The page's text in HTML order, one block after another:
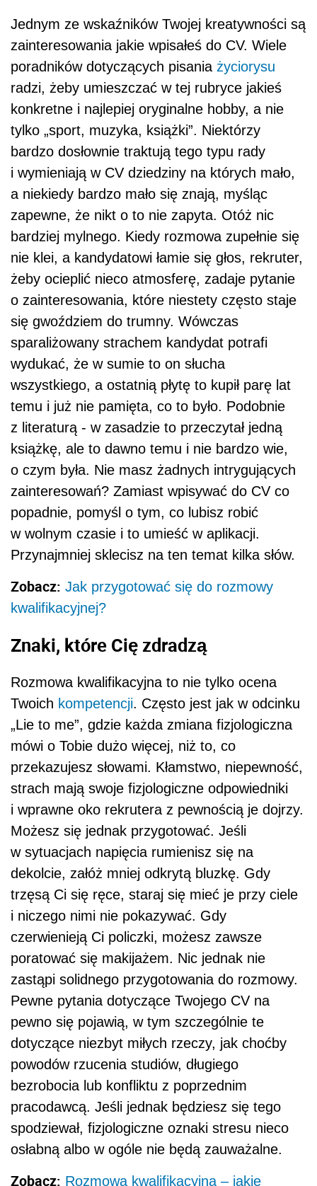
Jednym ze wskaźników Twojej kreatywności są
zainteresowania jakie wpisałeś do CV. Wiele
poradników dotyczących pisania życiorysu
radzi, żeby umieszczać w tej rubryce jakieś
konkretne i najlepiej oryginalne hobby, a nie
tylko „sport, muzyka, książki”. Niektórzy
bardzo dosłownie traktują tego typu rady
i wymieniają w CV dziedziny na których mało,
a niekiedy bardzo mało się znają, myśląc
zapewne, że nikt o to nie zapyta. Otóż nic
bardziej mylnego. Kiedy rozmowa zupełnie się
nie klei, a kandydatowi łamie się głos, rekruter,
żeby ocieplić nieco atmosferę, zadaje pytanie
o zainteresowania, które niestety często staje
się gwoździem do trumny. Wówczas
sparaliżowany strachem kandydat potrafi
wydukać, że w sumie to on słucha
wszystkiego, a ostatnią płytę to kupił parę lat
temu i już nie pamięta, co to było. Podobnie
z literaturą - w zasadzie to przeczytał jedną
książkę, ale to dawno temu i nie bardzo wie,
o czym była. Nie masz żadnych intrygujących
zainteresowań? Zamiast wpisywać do CV co
popadnie, pomyśl o tym, co lubisz robić
w wolnym czasie i to umieść w aplikacji.
Przynajmniej sklecisz na ten temat kilka słów.
Zobacz: Jak przygotować się do rozmowy
kwalifikacyjnej?
Znaki, które Cię zdradzą
Rozmowa kwalifikacyjna to nie tylko ocena
Twoich kompetencji. Często jest jak w odcinku
„Lie to me”, gdzie każda zmiana fizjologiczna
mówi o Tobie dużo więcej, niż to, co
przekazujesz słowami. Kłamstwo, niepewność,
strach mają swoje fizjologiczne odpowiedniki
i wprawne oko rekrutera z pewnością je dojrzy.
Możesz się jednak przygotować. Jeśli
w sytuacjach napięcia rumienisz się na
dekolcie, załóż mniej odkrytą bluzkę. Gdy
trzęsą Ci się ręce, staraj się mieć je przy ciele
i niczego nimi nie pokazywać. Gdy
czerwienieją Ci policzki, możesz zawsze
poratować się makijażem. Nic jednak nie
zastąpi solidnego przygotowania do rozmowy.
Pewne pytania dotyczące Twojego CV na
pewno się pojawią, w tym szczególnie te
dotyczące niezbyt miłych rzeczy, jak choćby
powodów rzucenia studiów, długiego
bezrobocia lub konfliktu z poprzednim
pracodawcą. Jeśli jednak będziesz się tego
spodziewał, fizjologiczne oznaki stresu nieco
osłabną albo w ogóle nie będą zauważalne.
Zobacz: Rozmowa kwalifikacyjna – jakie